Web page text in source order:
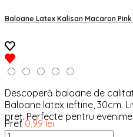
Baloane Latex Kalisan Macaron
Descoperă baloane de
Baloane latex ieftine, 30cm.
preț. Perfecte pentru
Pret 0,99 lei